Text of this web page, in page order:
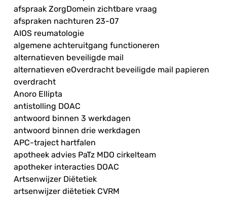
afspraak ZorgDomein zichtbare vraag
afspraken nachturen 23-07
AIOS reumatologie
algemene achteruitgang functioneren
alternatieven beveiligde mail
alternatieven eOverdracht beveiligde mail papieren
overdracht
Anoro Ellipta
antistolling DOAC
antwoord binnen 3 werkdagen
antwoord binnen drie werkdagen
APC-traject hartfalen
apotheek advies PaTz MDO cirkelteam
apotheker interacties DOAC
Artsenwijzer Diëtetiek
artsenwijzer diëtetiek CVRM